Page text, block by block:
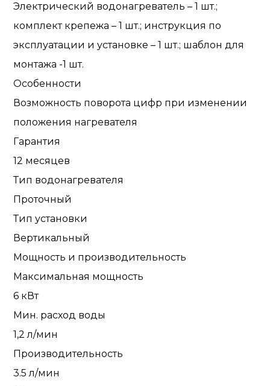
Электрический водонагреватель – 1 шт.;
комплект крепежа – 1 шт.; инструкция по
эксплуатации и установке – 1 шт.; шаблон для
монтажа -1 шт.
Особенности
Возможность поворота цифр при изменении
положения нагревателя
Гарантия
12 месяцев
Тип водонагревателя
Проточный
Тип установки
Вертикальный
Мощность и производительность
Максимальная мощность
6 кВт
Мин. расход воды
1,2 л/мин
Производительность
3.5 л/мин